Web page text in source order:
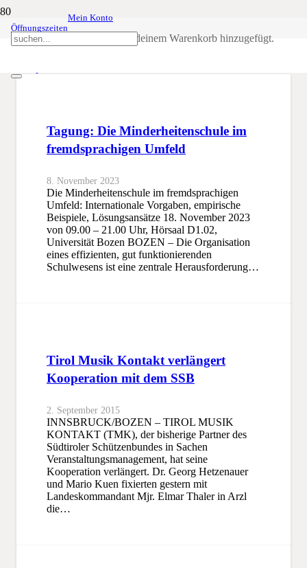
Öffnungszeiten
Mein Konto
wurde deinem Warenkorb hinzugefügt.
Kooperation
Tagung: Die Minderheitenschule im
fremdsprachigen Umfeld
8. November 2023
Die Minderheitenschule im fremdsprachigen
Umfeld: Internationale Vorgaben, empirische
Beispiele, Lösungsansätze 18. November 2023
von 09.00 – 21.00 Uhr, Hörsaal D1.02,
Universität Bozen BOZEN – Die Organisation
eines effizienten, gut funktionierenden
Schulwesens ist eine zentrale Herausforderung…
Tirol Musik Kontakt verlängert
Kooperation mit dem SSB
2. September 2015
INNSBRUCK/BOZEN – TIROL MUSIK
KONTAKT (TMK), der bisherige Partner des
Südtiroler Schützenbundes in Sachen
Veranstaltungsmanagement, hat seine
Kooperation verlängert. Dr. Georg Hetzenauer
und Mario Kuen fixierten gestern mit
Landeskommandant Mjr. Elmar Thaler in Arzl
die…